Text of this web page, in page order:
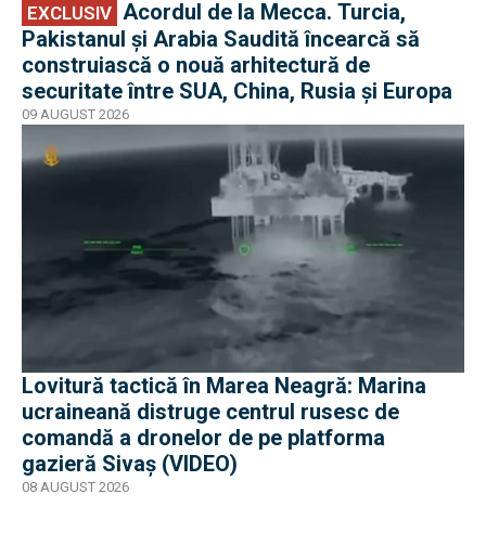
EXCLUSIV
Pakistanul și Arabia Saudită încearcă să
construiască o nouă arhitectură de
securitate între SUA, China, Rusia și Europa
09 AUGUST 2026
Lovitură tactică în Marea Neagră: Marina
ucraineană distruge centrul rusesc de
comandă a dronelor de pe platforma
gazieră Sivaș (VIDEO)
08 AUGUST 2026